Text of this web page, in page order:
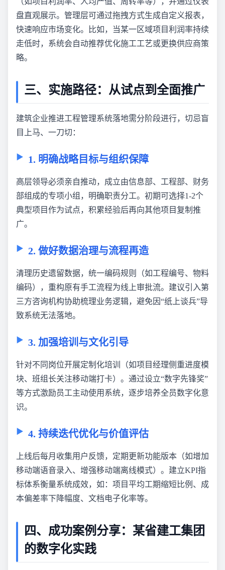
盘直观展示。管理层可通过拖拽方式生成自定义报表，
快速响应市场变化。比如，当某一区域项目利润率持续
走低时，系统会自动推荐优化施工工艺或更换供应商策
略。
三、实施路径：从试点到全面推广
建筑企业推进工程管理系统落地需分阶段进行，切忌盲
目上马、一刀切：
1. 明确战略目标与组织保障
高层领导必须亲自推动，成立由信息部、工程部、财务
部组成的专项小组，明确职责分工。初期可选择1-2个
典型项目作为试点，积累经验后再向其他项目复制推
广。
2. 做好数据治理与流程再造
清理历史遗留数据，统一编码规则（如工程编号、物料
编码），重构原有手工流程为线上审批流。建议引入第
三方咨询机构协助梳理业务逻辑，避免因“纸上谈兵”导
致系统无法落地。
3. 加强培训与文化引导
针对不同岗位开展定制化培训（如项目经理侧重进度模
块、班组长关注移动端打卡）。通过设立“数字先锋奖”
等方式激励员工主动使用系统，逐步培养全员数字化意
识。
4. 持续迭代优化与价值评估
上线后每月收集用户反馈，定期更新功能版本（如增加
移动端语音录入、增强移动端离线模式）。建立KPI指
标体系衡量系统成效，如：项目平均工期缩短比例、成
本偏差率下降幅度、文档电子化率等。
四、成功案例分享：某省建工集团
的数字化实践